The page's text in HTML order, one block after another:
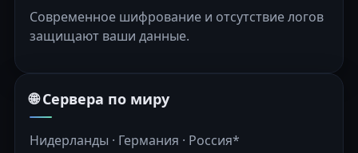
Современное шифрование и отсутствие логов
защищают ваши данные.
🌐 Сервера по миру
Нидерланды · Германия · Россия*